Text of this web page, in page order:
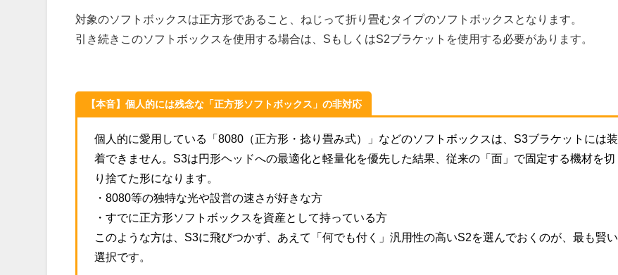
対象のソフトボックスは正方形であること、ねじって折り畳むタイプのソフトボックスとなります。
引き続きこのソフトボックスを使用する場合は、SもしくはS2ブラケットを使用する必要があります。
【本音】個人的には残念な「正方形ソフトボックス」の非対応
個人的に愛用している「8080（正方形・捻り畳み式）」などのソフトボックスは、S3ブラケットには装
着できません。S3は円形ヘッドへの最適化と軽量化を優先した結果、従来の「面」で固定する機材を切
り捨てた形になります。
・8080等の独特な光や設営の速さが好きな方
・すでに正方形ソフトボックスを資産として持っている方
このような方は、S3に飛びつかず、あえて「何でも付く」汎用性の高いS2を選んでおくのが、最も賢い
選択です。